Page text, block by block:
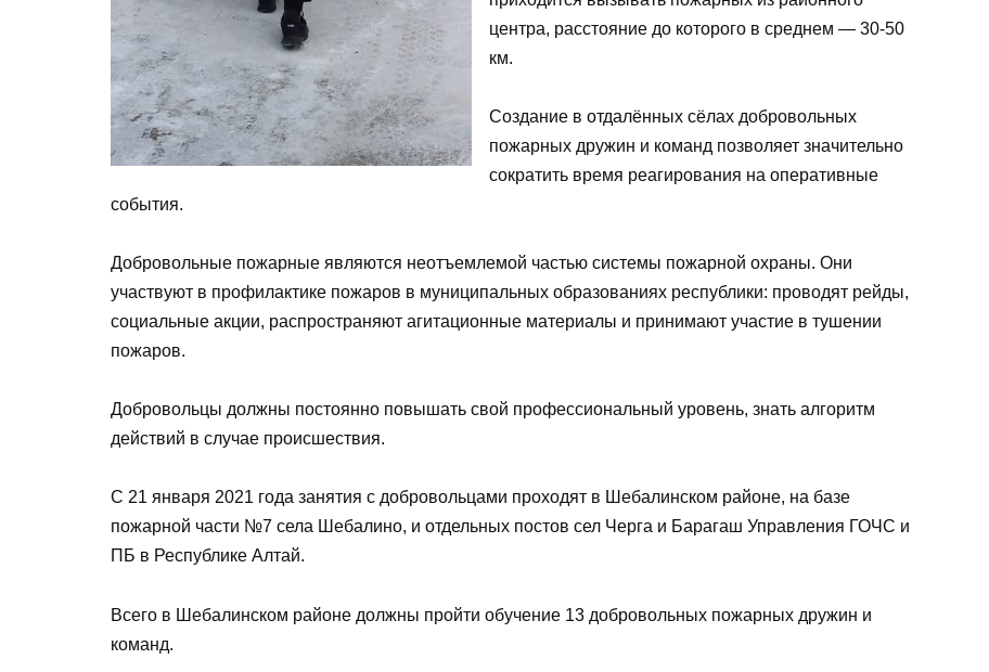
центра, расстояние до которого в среднем — 30-50
км.
Создание в отдалённых сёлах добровольных
пожарных дружин и команд позволяет значительно
сократить время реагирования на оперативные
события.
Добровольные пожарные являются неотъемлемой частью системы пожарной охраны. Они
участвуют в профилактике пожаров в муниципальных образованиях республики: проводят рейды,
социальные акции, распространяют агитационные материалы и принимают участие в тушении
пожаров.
Добровольцы должны постоянно повышать свой профессиональный уровень, знать алгоритм
действий в случае происшествия.
С 21 января 2021 года занятия с добровольцами проходят в Шебалинском районе, на базе
пожарной части №7 села Шебалино, и отдельных постов сел Черга и Барагаш Управления ГОЧС и
ПБ в Республике Алтай.
Всего в Шебалинском районе должны пройти обучение 13 добровольных пожарных дружин и
команд.